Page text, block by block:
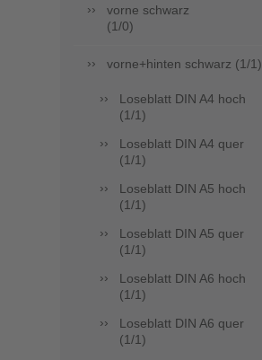
vorne schwarz
(1/0)
vorne+hinten schwarz (1/1)
Loseblatt DIN A4 hoch
(1/1)
Loseblatt DIN A4 quer
(1/1)
Loseblatt DIN A5 hoch
(1/1)
Loseblatt DIN A5 quer
(1/1)
Loseblatt DIN A6 hoch
(1/1)
Loseblatt DIN A6 quer
(1/1)